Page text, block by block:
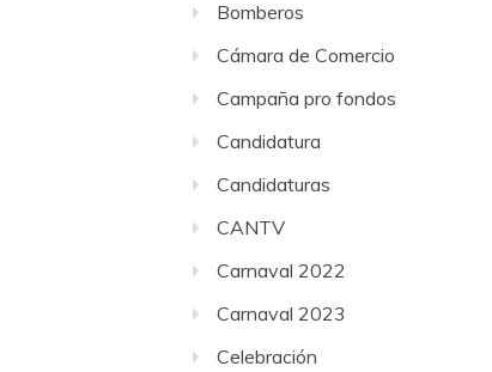
Bomberos
Cámara de Comercio
Campaña pro fondos
Candidatura
Candidaturas
CANTV
Carnaval 2022
Carnaval 2023
Celebración